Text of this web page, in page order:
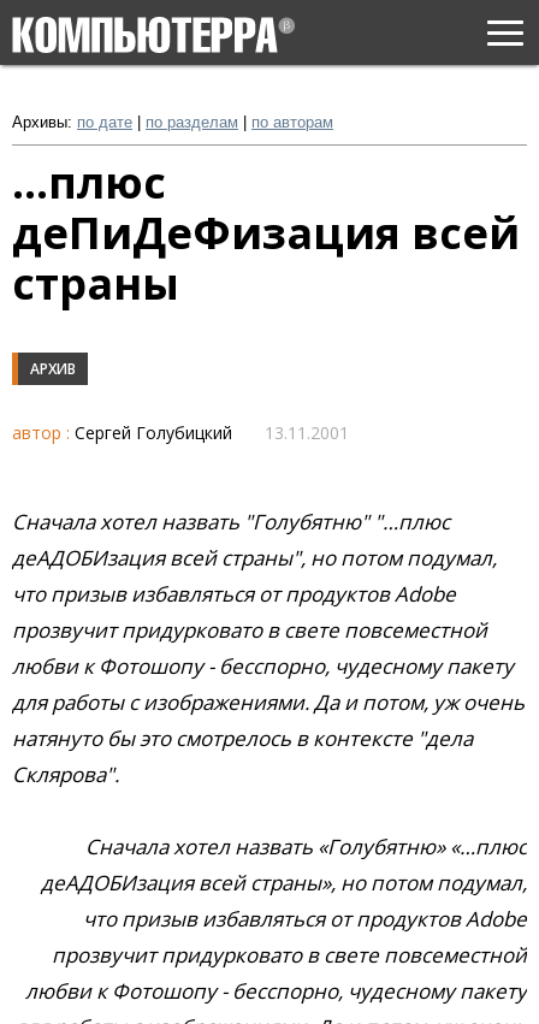
Архивы: по дате по разделам по авторам
…плюс
деПиДеФизация всей
страны
АРХИВ
автор : Сергей Голубицкий 13.11.2001
Сначала хотел назвать "Голубятню" "…плюс
деАДОБИзация всей страны", но потом подумал,
что призыв избавляться от продуктов Adobe
прозвучит придурковато в свете повсеместной
любви к Фотошопу - бесспорно, чудесному пакету
для работы с изображениями. Да и потом, уж очень
натянуто бы это смотрелось в контексте "дела
Склярова".
Сначала хотел назвать «Голубятню» «…плюс
деАДОБИзация всей страны», но потом подумал,
что призыв избавляться от продуктов Adobe
прозвучит придурковато в свете повсеместной
любви к Фотошопу - бесспорно, чудесному пакету